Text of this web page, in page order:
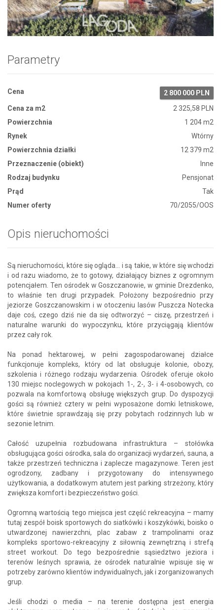
Zdjęcie 1
Parametry
Cena
2 800 000 PLN
Cena za m2
2 325,58 PLN
Powierzchnia
1 204 m2
Rynek
Wtórny
Powierzchnia działki
12 379 m2
Przeznaczenie (obiekt)
Inne
Rodzaj budynku
Pensjonat
Prąd
Tak
Numer oferty
70/2055/OOS
Opis nieruchomości
Są nieruchomości, które się ogląda… i są takie, w które się wchodzi
i od razu wiadomo, że to gotowy, działający biznes z ogromnym
potencjałem. Ten ośrodek w Goszczanowie, w gminie Drezdenko,
to właśnie ten drugi przypadek. Położony bezpośrednio przy
jeziorze Goszczanowskim i w otoczeniu lasów Puszcza Notecka
daje coś, czego dziś nie da się odtworzyć – ciszę, przestrzeń i
naturalne warunki do wypoczynku, które przyciągają klientów
przez cały rok.
Na ponad hektarowej, w pełni zagospodarowanej działce
funkcjonuje kompleks, który od lat obsługuje kolonie, obozy,
szkolenia i różnego rodzaju wydarzenia. Ośrodek oferuje około
130 miejsc noclegowych w pokojach 1-, 2-, 3- i 4-osobowych, co
pozwala na komfortową obsługę większych grup. Do dyspozycji
gości są również cztery w pełni wyposażone domki letniskowe,
które świetnie sprawdzają się przy pobytach rodzinnych lub w
sezonie letnim.
Całość uzupełnia rozbudowana infrastruktura – stołówka
obsługująca gości ośrodka, sala do organizacji wydarzeń, sauna, a
także przestrzeń techniczna i zaplecze magazynowe. Teren jest
ogrodzony, zadbany i przygotowany do intensywnego
użytkowania, a dodatkowym atutem jest parking strzeżony, który
zwiększa komfort i bezpieczeństwo gości.
Ogromną wartością tego miejsca jest część rekreacyjna – mamy
tutaj zespół boisk sportowych do siatkówki i koszykówki, boisko o
utwardzonej nawierzchni, plac zabaw z trampolinami oraz
kompleks sportowo-rekreacyjny z siłownią zewnętrzną i strefą
street workout. Do tego bezpośrednie sąsiedztwo jeziora i
terenów leśnych sprawia, że ośrodek naturalnie wpisuje się w
potrzeby zarówno klientów indywidualnych, jak i zorganizowanych
grup.
Jeśli chodzi o media – na terenie dostępna jest energia